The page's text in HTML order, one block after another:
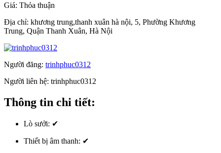
Giá: Thỏa thuận
Địa chỉ: khương trung,thanh xuân hà nội, 5, Phường Khương
Trung, Quận Thanh Xuân, Hà Nội
Người đăng: trinhphuc0312
Người liên hệ: trinhphuc0312
Thông tin chi tiết:
Lò sưởi: ✔
Thiết bị âm thanh: ✔